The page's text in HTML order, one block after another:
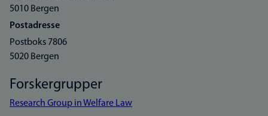
5010 Bergen
Postadresse
Postboks 7806
5020 Bergen
Forskergrupper
Research Group in Welfare Law